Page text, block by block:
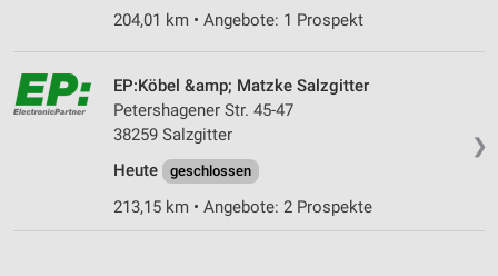
204,01 km • Angebote: 1 Prospekt
❯
EP:Köbel &amp; Matzke Salzgitter
Petershagener Str. 45-47
38259 Salzgitter
Heute
geschlossen
213,15 km • Angebote: 2 Prospekte